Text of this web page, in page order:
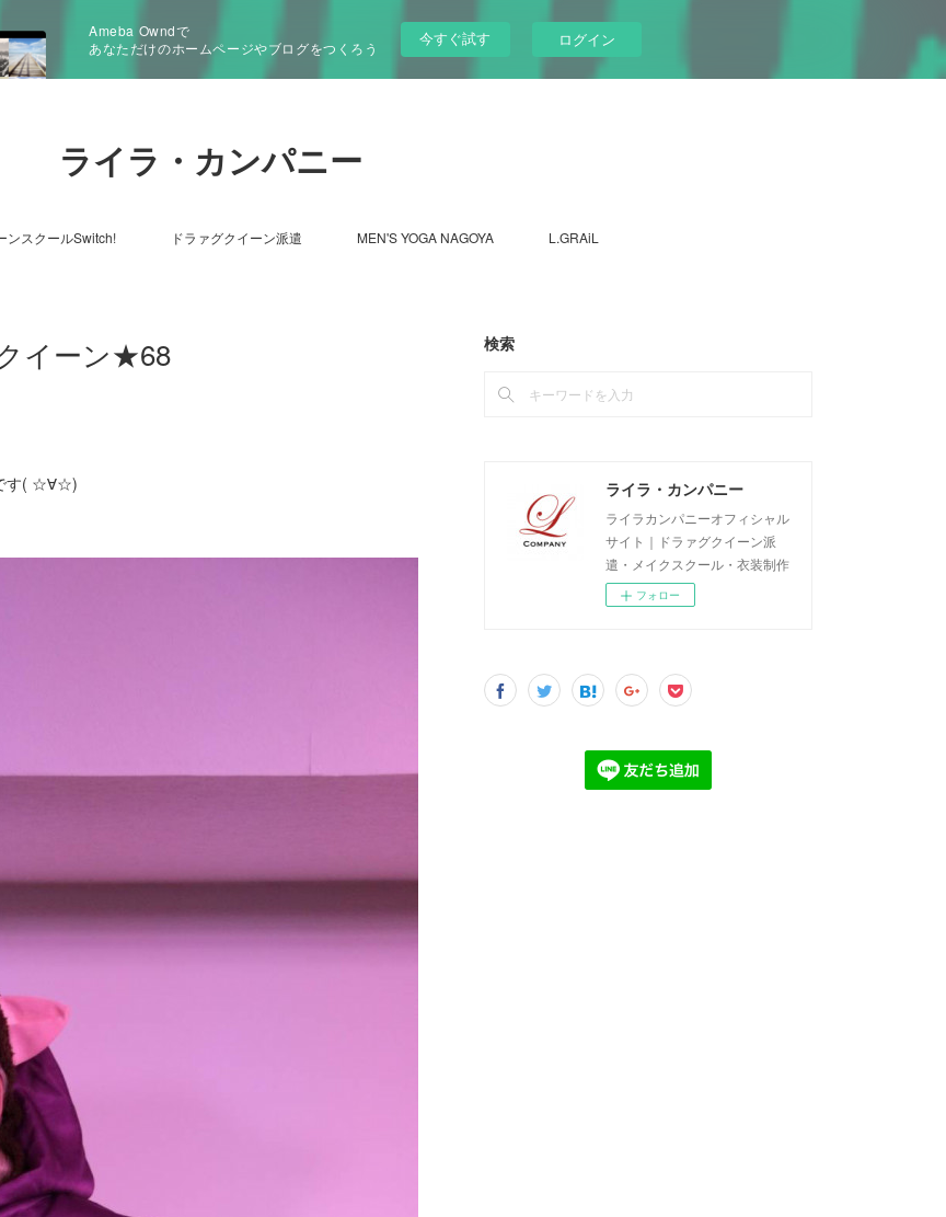
Ameba Owndで
あなただけのホームページやブログをつくろう
今すぐ試す ログイン
ライラ・カンパニー
ンスクールSwitch! ドラァグクイーン派遣 MEN'S YOGA NAGOYA L.GRAiL
イーン★68
す( ☆∀☆)
検索
ライラ・カンパニー
ライラカンパニーオフィシャル
サイト｜ドラァグクイーン派
遣・メイクスクール・衣装制作
フォロー